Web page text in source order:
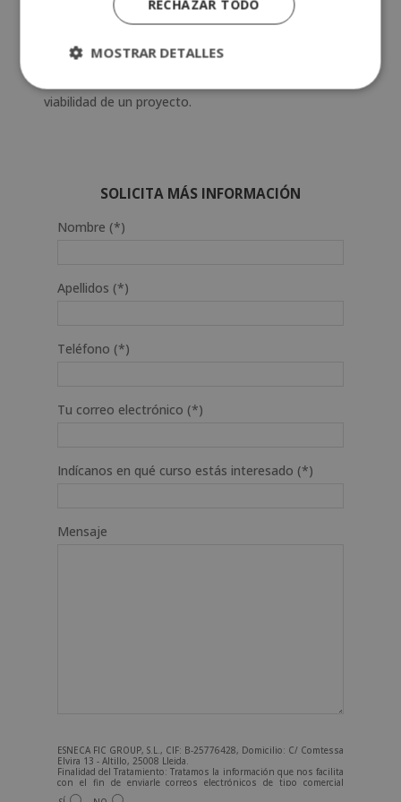
solo transmitimos con lo que decimos. Nuestra
mirada son otras herramientas de comunicación no
viabilidad de un proyecto.
SOLICITA MÁS INFORMACIÓN
Nombre (*)
Apellidos (*)
Teléfono (*)
Tu correo electrónico (*)
Indícanos en qué curso estás interesado (*)
Mensaje
ESNECA FIC GROUP, S.L., CIF: B-25776428, Domicilio: C/ Comtessa
Elvira 13 - Altillo, 25008 Lleida.
Finalidad del Tratamiento: Tratamos la información que nos facilita
con el fin de enviarle correos electrónicos de tipo comercial
relacionado con los productos ofrecidos y otros tipo de
RECHAZAR TODO
MOSTRAR DETALLES